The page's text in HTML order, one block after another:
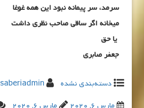
سرمد، سر پیمانه نبود این همه غوغا
میخانه اگر ساقی صاحب نظری داشت
یا حق
جعفر صابری
دسته‌بندی نشده
saberiadmin
مارس 6, 2020
مارس 6, 2020